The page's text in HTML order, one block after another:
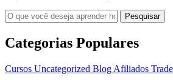
Pesquisar
Categorias Populares
Cursos Uncategorized Blog Afiliados